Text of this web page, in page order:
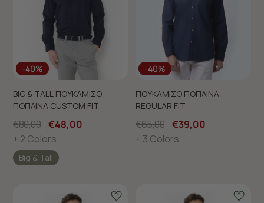
-40%
BIG & TALL ΠΟΥΚΑΜΙΣΟ
ΠΟΠΛΙΝΑ CUSTOM FIT
€80,00 €48,00
+ 2 Colors
Big & Tall
-40%
ΠΟΥΚΑΜΙΣΟ ΠΟΠΛΙΝΑ
REGULAR FIT
€65,00 €39,00
+ 3 Colors